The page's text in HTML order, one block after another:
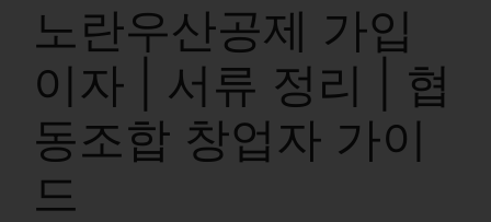
노란우산공제 가입
이자 | 서류 정리 | 협
동조합 창업자 가이
드